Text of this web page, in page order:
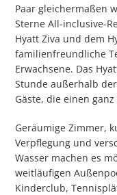
Paar gleichermaßen
Sterne All-inclusive-
Hyatt Ziva und dem
familienfreundliche
Erwachsene. Das
Stunde außerhalb
Gäste, die einen
Geräumige Zimmer,
Verpflegung und
Wasser machen es
weitläufigen
Kinderclub,